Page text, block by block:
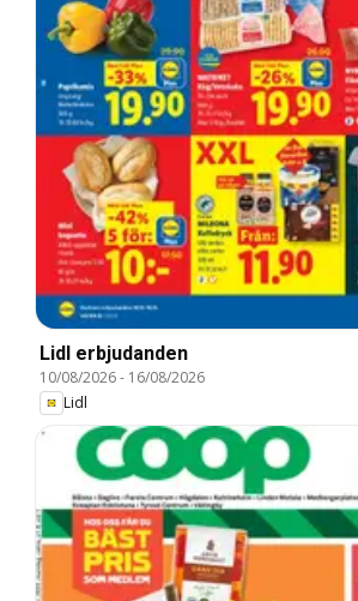
Lidl erbjudanden
10/08/2026- 16/08/2026
Lidl